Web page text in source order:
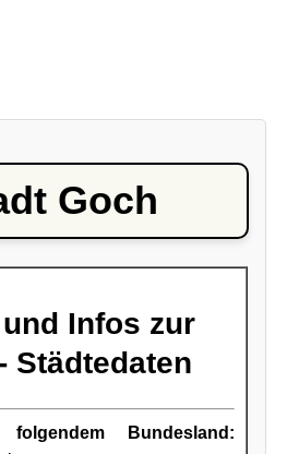
Goch
Infos zur
Städtedaten
Bundesland: